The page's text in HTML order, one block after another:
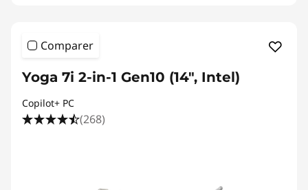
Comparer
Yoga 7i 2-in-1 Gen10 (14", Intel)
Copilot+ PC
(268)